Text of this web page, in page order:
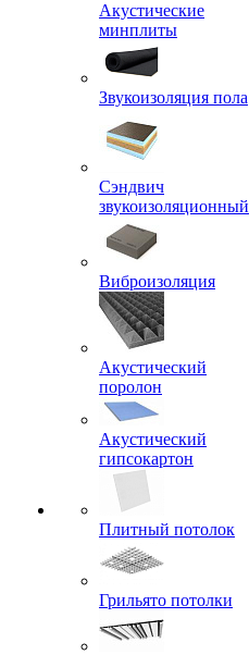
Акустические
минплиты
Звукоизоляция пола
Сэндвич
звукоизоляционный
Виброизоляция
Акустический
поролон
Акустический
гипсокартон
Плитный потолок
Грильято потолки